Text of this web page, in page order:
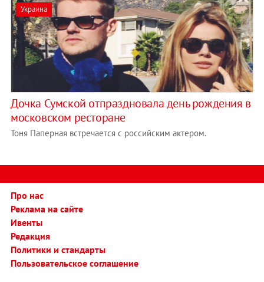
Украина
Дочка Сумской отпраздновала день рождения в
московском ресторане
Тоня Паперная встречается с российским актером.
Про нас
Реклама на сайте
Ивенты
Редакция
Политики и стандарты
Пользовательское соглашение